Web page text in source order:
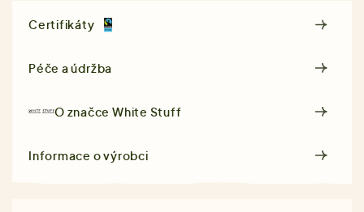
Certifikáty
Péče a údržba
O značceWhite Stuff
Informace o výrobci